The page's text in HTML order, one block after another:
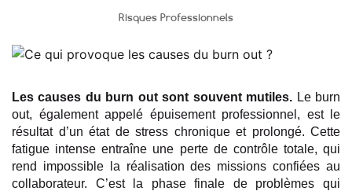
Risques Professionnels
Les causes du burn out sont souvent mutiles. Le burn
out, également appelé épuisement professionnel, est le
résultat d’un état de stress chronique et prolongé. Cette
fatigue intense entraîne une perte de contrôle totale, qui
rend impossible la réalisation des missions confiées au
collaborateur. C’est la phase finale de problèmes qui